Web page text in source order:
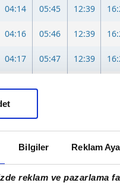
Bilgiler Reklam
reklam ve pazarlama
04:14 05:45 12:39
04:16 05:46 12:39
04:17 05:47 12:39
04:20
04:21 05:50 12:38
04:23 05:52 12:37